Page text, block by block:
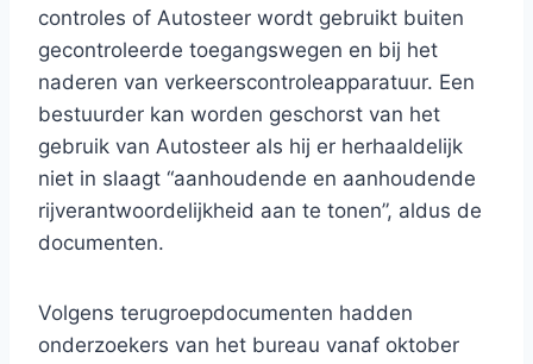
controles of Autosteer wordt gebruikt buiten
gecontroleerde toegangswegen en bij het
naderen van verkeerscontroleapparatuur. Een
bestuurder kan worden geschorst van het
gebruik van Autosteer als hij er herhaaldelijk
niet in slaagt “aanhoudende en aanhoudende
rijverantwoordelijkheid aan te tonen”, aldus de
documenten.
Volgens terugroepdocumenten hadden
onderzoekers van het bureau vanaf oktober